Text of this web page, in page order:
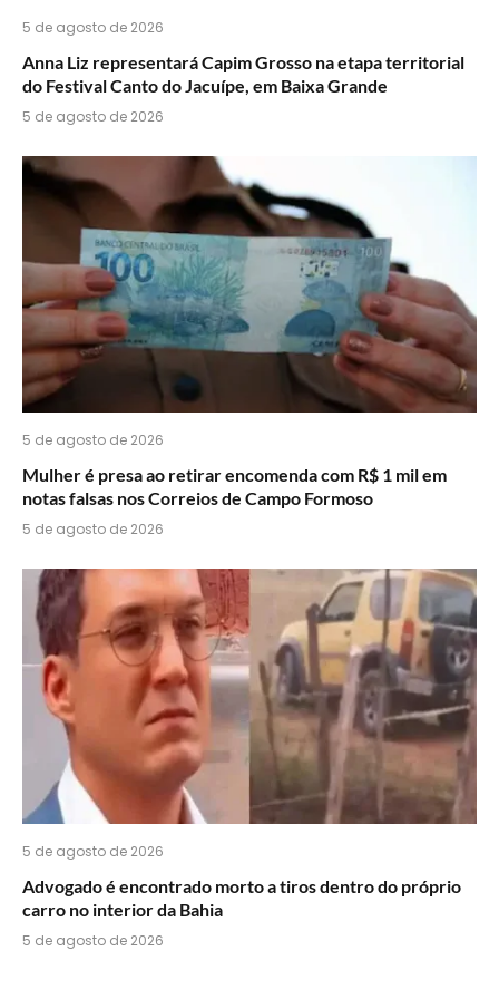
5 de agosto de 2026
Anna Liz representará Capim Grosso na etapa territorial
do Festival Canto do Jacuípe, em Baixa Grande
5 de agosto de 2026
5 de agosto de 2026
Mulher é presa ao retirar encomenda com R$ 1 mil em
notas falsas nos Correios de Campo Formoso
5 de agosto de 2026
5 de agosto de 2026
Advogado é encontrado morto a tiros dentro do próprio
carro no interior da Bahia
5 de agosto de 2026